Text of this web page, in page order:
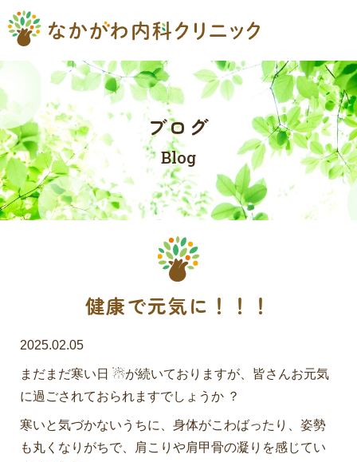
ブログ
Blog
健康で元気に！！！
2025.02.05
まだまだ寒い日 ☃が続いておりますが、皆さんお元気
に過ごされておられますでしょうか ？
寒いと気づかないうちに、身体がこわばったり、姿勢
も丸くなりがちで、肩こりや肩甲骨の凝りを感じてい